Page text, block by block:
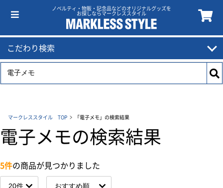
ノベルティ・物販・記念品などのオリジナルグッズを
お探しならマークレススタイル
こだわり検索
マークレススタイル TOP 「電子メモ」の検索結果
電子メモの検索結果
5件の商品が見つかりました